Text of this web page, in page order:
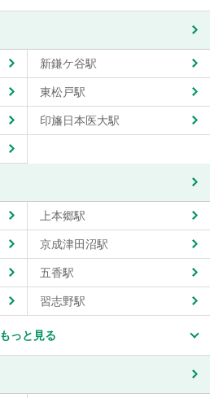
新鎌ケ谷駅
東松戸駅
印旛日本医大駅
上本郷駅
京成津田沼駅
五香駅
習志野駅
もっと見る